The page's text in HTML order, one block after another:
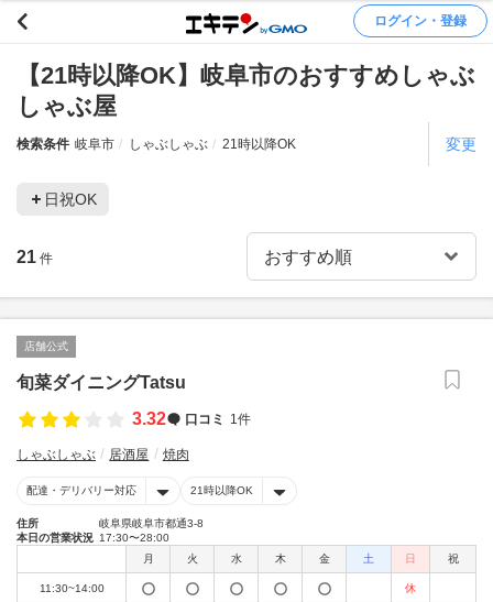
ログイン・登録
【21時以降OK】岐阜市のおすすめしゃぶ
しゃぶ屋
検索条件 岐阜市 しゃぶしゃぶ 21時以降OK 変更
日祝OK
21 件
店舗公式
旬菜ダイニングTatsu
3.32
口コミ 1件
しゃぶしゃぶ 居酒屋 焼肉
配達・デリバリー対応 21時以降OK
住所
岐阜県岐阜市都通3-8
本日の営業状況 17:30〜28:00
月
火 水 木 金 土 日 祝
11:30~14:00 休